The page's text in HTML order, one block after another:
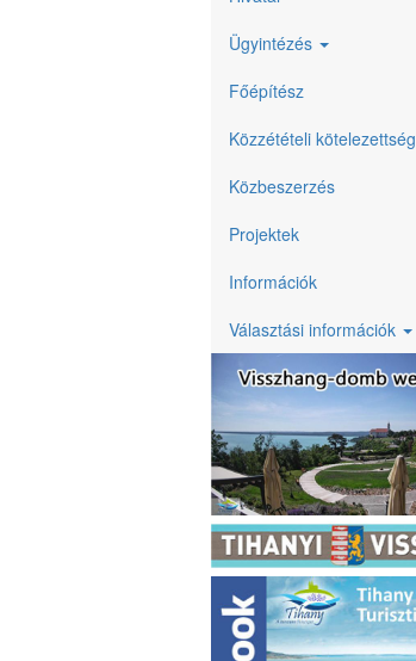
Ügyintézés
Főépítész
Közzétételi kötelezettség
Közbeszerzés
Projektek
Információk
Választási információk